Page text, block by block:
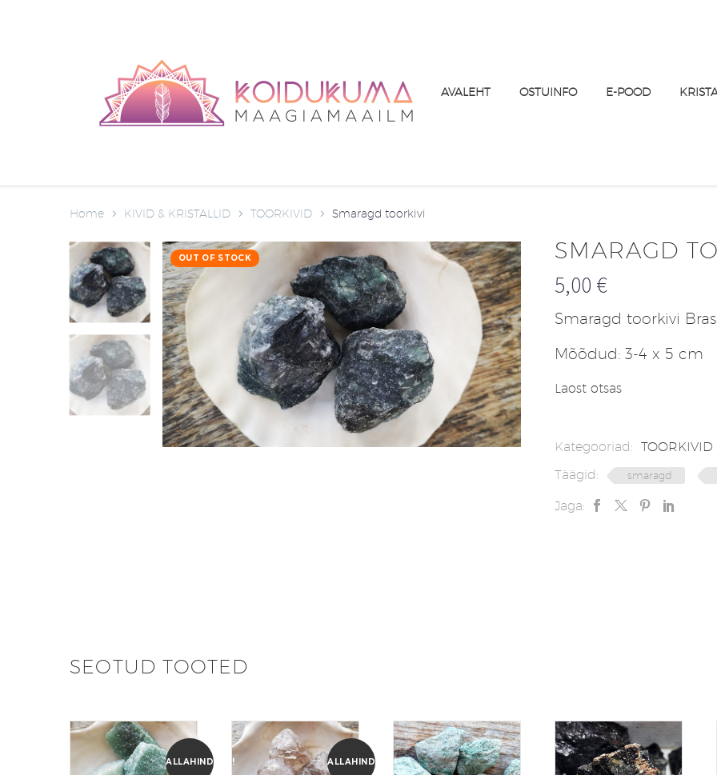
AVALEHT OSTUINFO E-POOD
Home KIVID & KRISTALLID TOORKIVID Smaragd toorkivi
OUT OF STOCK SMARAGD
5,00 €
Smaragd toorkivi
Mõõdud: 3-4 x 5 cm
Laost otsas
Kategooriad: TOORKIVID
Täägid:
smaragd
Jaga:
SEOTUD TOOTED
ALLAHINDLUS! ALLAHINDLUS!